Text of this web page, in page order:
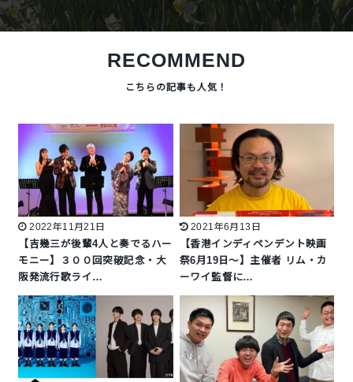
RECOMMEND
2022年11月21日
【吉幾三が後輩4人と奏でるハー
モニー】３００回突破記念・大
阪発流行歌ライ…
2021年6月13日
【香港インディペンデント映画
祭6月19日～】主催者 リム・カ
ーワイ監督に…